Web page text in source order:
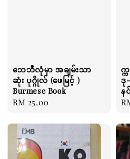
ဘေဘီလုံမှာ အချမ်းသာ
ဆုံး ပုဂ္ဂိုလ် (ဖေမြင့် )
Burmese Book
Regular
RM 25.00
က္
ဒု
န